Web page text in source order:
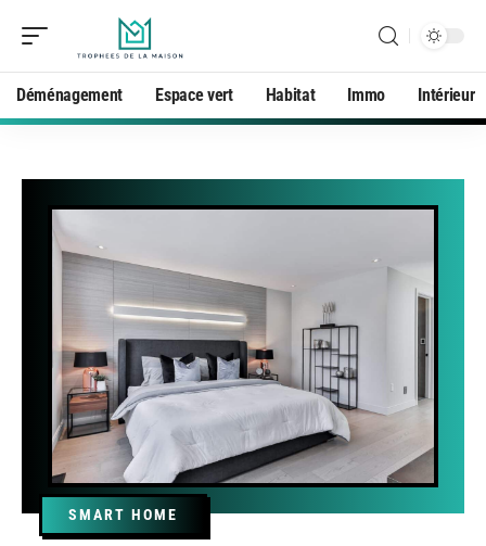
Déménagement Espace vert Habitat Immo Intérieur
SMART HOME